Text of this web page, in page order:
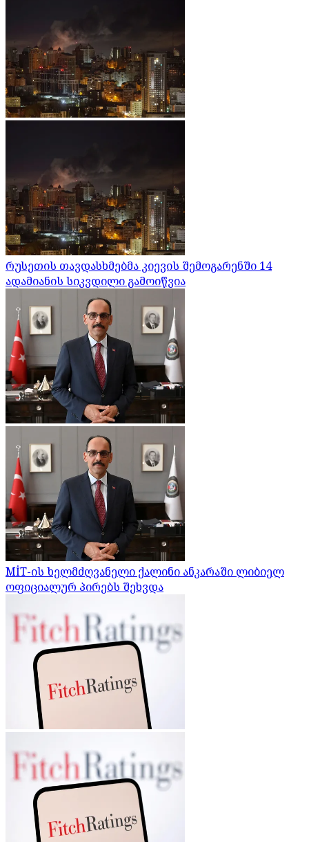
რუსეთის თავდასხმებმა კიევის შემოგარენში 14
ადამიანის სიკვდილი გამოიწვია
MİT-ის ხელმძღვანელი ქალინი ანკარაში ლიბიელ
ოფიციალურ პირებს შეხვდა